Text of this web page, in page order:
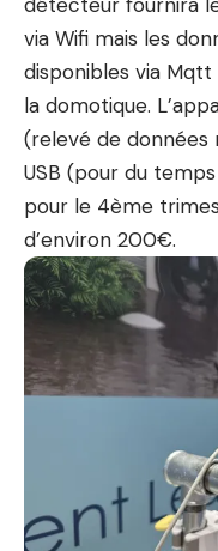
via Wifi mais les
disponibles via
la domotique.
(relevé de données
USB (pour du
pour le 4ème
d’environ 200€.